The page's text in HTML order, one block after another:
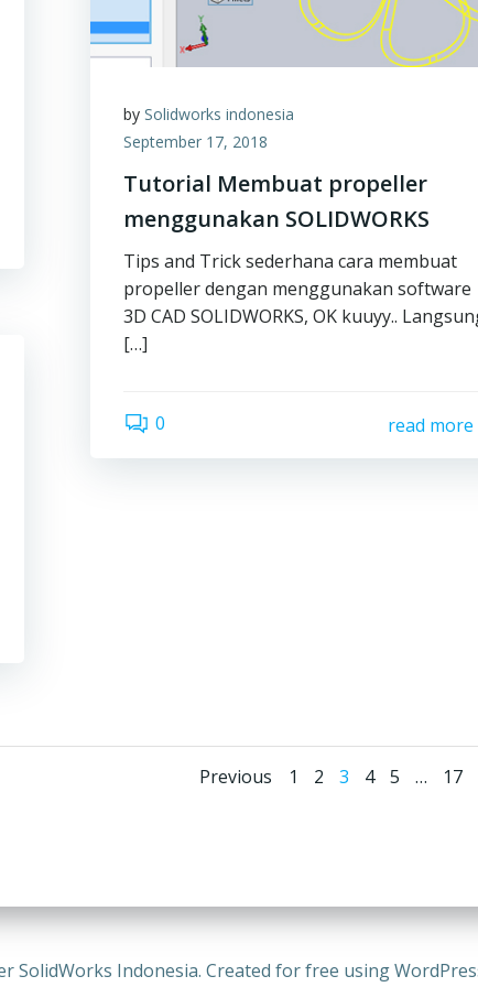
bySolidworks indonesia
September 17, 2018
Tutorial Membuat propeller
menggunakan SOLIDWORKS
Tips and Trick sederhana cara membuat
propeller dengan menggunakan software
3D CAD SOLIDWORKS, OK kuuyy..
[…]
0 read more
Posts
Previous
Posts
Page
1 Page
2 Page
3 Page
4 Page
5 … 17
SolidWorks Indonesia. Created for free using